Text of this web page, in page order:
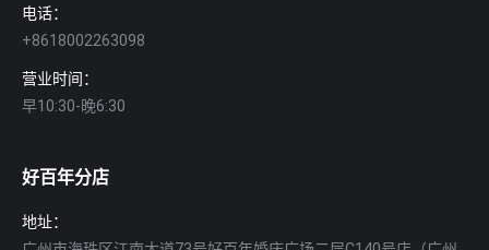
电话：
+8618002263098
营业时间：
早10:30-晚6:30
好百年分店
地址：